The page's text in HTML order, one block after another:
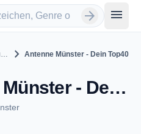
arrow_forward menu
Münster chevron_right Antenne Münster - Dein Top40
Antenne Münster - Dein Top40 - Münster